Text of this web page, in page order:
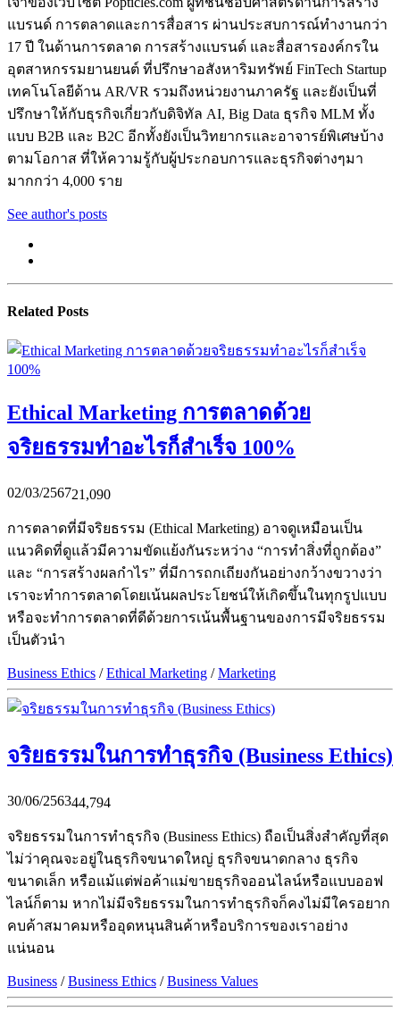
แบรนด์ การตลาดและการสื่อสาร ผ่านประสบการณ์ทำงานกว่า
17 ปี ในด้านการตลาด การสร้างแบรนด์ และสื่อสารองค์กรใน
อุตสาหกรรมยานยนต์ ที่ปรึกษาอสังหาริมทรัพย์ FinTech Startup
เทคโนโลยีด้าน AR/VR รวมถึงหน่วยงานภาครัฐ และยังเป็นที่
ปรึกษาให้กับธุรกิจเกี่ยวกับดิจิทัล AI, Big Data ธุรกิจ MLM ทั้ง
แบบ B2B และ B2C อีกทั้งยังเป็นวิทยากรและอาจารย์พิเศษบ้าง
ตามโอกาส ที่ให้ความรู้กับผู้ประกอบการและธุรกิจต่างๆมา
มากกว่า 4,000 ราย
See author's posts
Related Posts
Ethical Marketing การตลาดด้วย
จริยธรรมทำอะไรก็สำเร็จ 100%
02/03/256721,090
การตลาดที่มีจริยธรรม (Ethical Marketing) อาจดูเหมือนเป็น
แนวคิดที่ดูแล้วมีความขัดแย้งกันระหว่าง “การทำสิ่งที่ถูกต้อง”
และ “การสร้างผลกำไร” ที่มีการถกเถียงกันอย่างกว้างขวางว่า
เราจะทำการตลาดโดยเน้นผลประโยชน์ให้เกิดขึ้นในทุกรูปแบบ
หรือจะทำการตลาดที่ดีด้วยการเน้นพื้นฐานของการมีจริยธรรม
เป็นตัวนำ
Business Ethics /Ethical Marketing /Marketing
จริยธรรมในการทำธุรกิจ (Business Ethics)
30/06/256344,794
จริยธรรมในการทำธุรกิจ (Business Ethics) ถือเป็นสิ่งสำคัญที่สุด
ไม่ว่าคุณจะอยู่ในธุรกิจขนาดใหญ่ ธุรกิจขนาดกลาง ธุรกิจ
ขนาดเล็ก หรือแม้แต่พ่อค้าแม่ขายธุรกิจออนไลน์หรือแบบออฟ
ไลน์ก็ตาม หากไม่มีจริยธรรมในการทำธุรกิจก็คงไม่มีใครอยาก
คบค้าสมาคมหรืออุดหนุนสินค้าหรือบริการของเราอย่าง
แน่นอน
Business /Business Ethics /Business Values